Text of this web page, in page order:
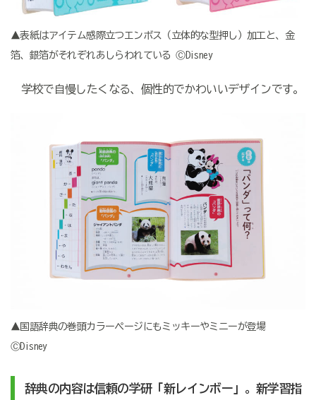
▲表紙はアイテム感際立つエンボス（立体的な型押し）加工と、金
箔、銀箔がそれぞれあしらわれている ⒸDisney
学校で自慢したくなる、個性的でかわいいデザインです。
▲国語辞典の巻頭カラーページにもミッキーやミニーが登場
ⒸDisney
辞典の内容は信頼の学研「新レインボー」。新学習指